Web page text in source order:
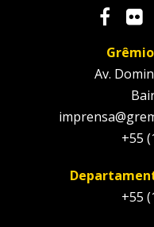
Av.
+55
+55